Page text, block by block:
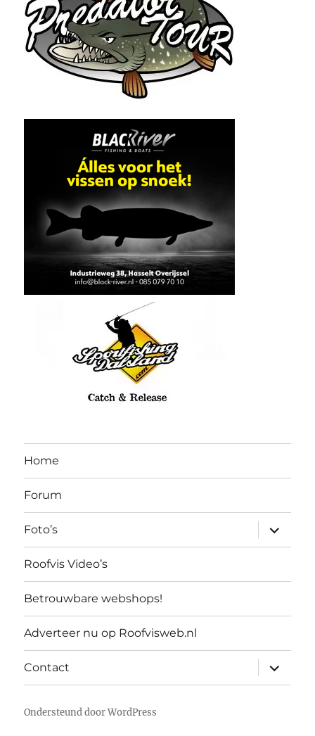
Home
Forum
Foto’s
Roofvis Video’s
Betrouwbare webshops!
Adverteer nu op Roofvisweb.nl
Contact
Ondersteund door WordPress